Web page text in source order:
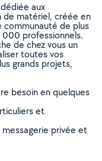
aux
de matériel, créée en
communauté de plus
professionnels.
de chez vous un
toutes vos
grands projets,
besoin en quelques
et
messagerie privée et